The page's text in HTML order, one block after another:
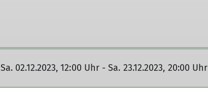
Sa. 02.12.2023, 12:00 Uhr - Sa. 23.12.2023, 20:00 Uhr